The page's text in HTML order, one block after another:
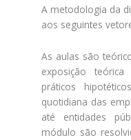
A metodologia da
aos seguintes
As aulas são
exposição
práticos
quotidiana das
até entidades
módulo são